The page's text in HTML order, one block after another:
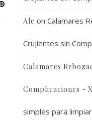
Ale on Calamares
Crujientes sin
Calamares
Complicaciones -
simples para